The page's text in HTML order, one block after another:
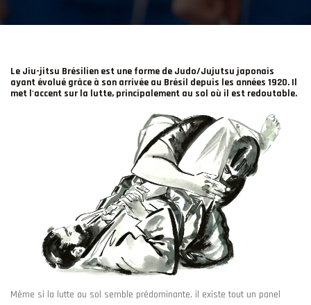
Le Jiu-jitsu Brésilien est une forme de Judo/Jujutsu japonais
ayant évolué grâce à son arrivée au Brésil depuis les années 1920. Il
met l'accent sur la lutte, principalement au sol où il est redoutable.
Même si la lutte au sol semble prédominante, il existe tout un panel